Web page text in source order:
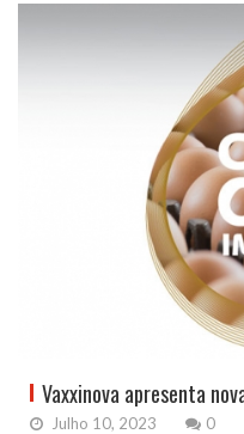
Vaxxinova apresenta
Julho 10, 2023 0